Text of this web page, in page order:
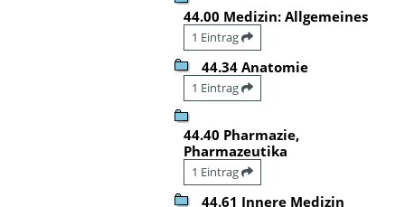
44.00 Medizin: Allgemeines
1 Eintrag
44.34 Anatomie
1 Eintrag
44.40 Pharmazie,
Pharmazeutika
1 Eintrag
44.61 Innere Medizin